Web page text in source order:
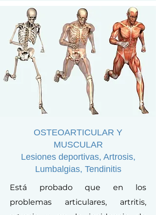
OSTEOARTICULAR Y
MUSCULAR
Lesiones deportivas, Artrosis,
Lumbalgias, Tendinitis
Está probado que en los
problemas articulares, artritis,